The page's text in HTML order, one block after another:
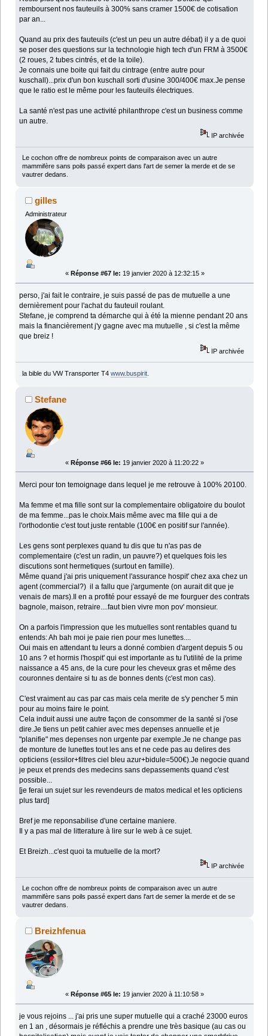
remboursent nos fauteuils à 300% sans cramer 1500€ de cotisation
par an...
Quand au prix des fauteuils (c'est un peu un autre débat) il y a de quoi
se poser des questions sur la technologie high tech d'un FRM à 3500€
(2 roues, 2 tubes cintrés, et de la toile).
Je connais une boite qui fait du cintrage (entre autre pour
kuschall)...prix d'un bon kuschall sorti d'usine 300/400€ max.Je pense
que le ratio est le même pour les fauteuils électriques.
La santé n'est pas une activité philanthrope c'est un business comme
un autre.
IP archivée
Le cochon offre de nombreux points de comparaison avec un autre
mammifère sans poils passé expert dans l'art de semer la merde et de se
vautrer dedans.
gilles
Administrateur
« Réponse #67 le: 19 janvier 2020 à 12:32:15 »
perso, j'ai fait le contraire, je suis passé de pas de mutuelle a une
dernièrement pour l'achat du fauteuil roulant.
Stefane, je comprend ta démarche qui à été la mienne pendant 20 ans
mais la financièrement j'y gagne avec ma mutuelle , si c'est la même
que breiz !
IP archivée
la bible du VW Transporter T4 www.buspirit.
Stefane
« Réponse #66 le: 19 janvier 2020 à 11:20:22 »
Merci pour ton temoignage dans lequel je me retrouve à 100% 20100.
Ma femme et ma fille sont sur la complementaire obligatoire du boulot
de ma femme...pas le choix.Mais même avec ma fille qui a de
l'orthodontie c'est tout juste rentable (100€ en positif sur l'année).
Les gens sont perplexes quand tu dis que tu n'as pas de
complementaire (c'est un radin, un pauvre?) et quelques fois les
discutions sont hermetiques (surtout en famille).
Même quand j'ai pris uniquement l'assurance hospit' chez axa chez un
agent (commercial?) il a fallu que j'argumente (on aurait dit que je
venais de mars).Il en a profité pour essayé de me fourguer des contrats
bagnole, maison, retraire....faut bien vivre mon pov' monsieur.
On a parfois l'impression que les mutuelles sont rentables quand tu
entends: Ah bah moi je paie rien pour mes lunettes....
Oui mais en attendant tu leurs a donné combien d'argent depuis 5 ou
10 ans ? et hormis l'hospit' qui est importante as tu l'utilité de la prime
naissance a 45 ans, de la cure pour les cheveux gras et même des
couronnes dentaire si tu as de bonnes dents (c'est mon cas).
C'est vraiment au cas par cas mais cela merite de s'y pencher 5 min
pour au moins faire le point.
Cela induit aussi une autre façon de consommer de la santé si j'ose
dire.Je tiens un petit cahier avec mes depenses annuelle et je
"planifie" mes depenses non urgente par exemple.Je ne change pas
de monture de lunettes tout les ans et ne cede pas au delires des
opticiens (essilor+filtres ciel bleu azur+bidule=500€).Je negocie quand
je peux et prends des medecins sans depassements quand c'est
possible...
[je ferai un sujet sur les revendeurs de matos medical et les opticiens
plus tard]
Bref je me reponsabilise d'une certaine maniere.
Il y a pas mal de litterature à lire sur le web à ce sujet.
Et Breizh...c'est quoi ta mutuelle de la mort?
IP archivée
Le cochon offre de nombreux points de comparaison avec un autre
mammifère sans poils passé expert dans l'art de semer la merde et de se
vautrer dedans.
Breizhfenua
« Réponse #65 le: 19 janvier 2020 à 11:10:58 »
je vous rejoins ... j'ai pris une super mutuelle qui a craché 23000 euros
en 1 an , désormais je réfléchis a prendre une très basique (au cas ou